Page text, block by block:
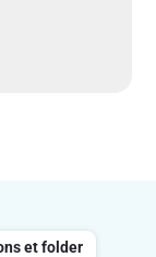
et folder